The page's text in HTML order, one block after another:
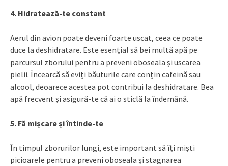
4. Hidratează-te constant
Aerul din avion poate deveni foarte uscat, ceea ce poate
duce la deshidratare. Este esențial să bei multă apă pe
parcursul zborului pentru a preveni oboseala și uscarea
pielii. Încearcă să eviți băuturile care conțin cafeină sau
alcool, deoarece acestea pot contribui la deshidratare. Bea
apă frecvent și asigură-te că ai o sticlă la îndemână.
5. Fă mișcare și întinde-te
În timpul zborurilor lungi, este important să îți miști
picioarele pentru a preveni oboseala și stagnarea